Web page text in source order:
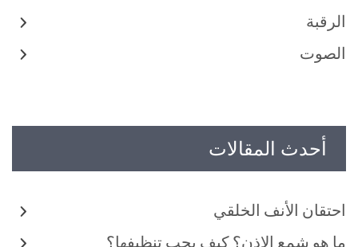
الرقبة
الصوت
أحدث المقالات
احتقان الأنف الخلقي
ما هو شمع الاذن؟ كيف يجب تنظيفها؟